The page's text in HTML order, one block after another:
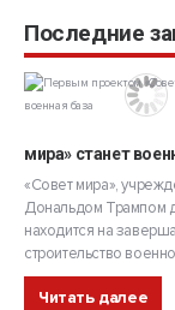
Последние
мира» станет
«Совет мира»,
Дональдом Трампом
находится на
строительство
Читать далее